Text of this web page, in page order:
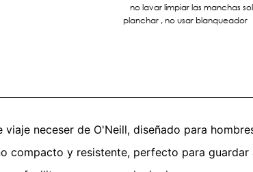
no lavar limpiar las manchas
planchar , no usar blanqueador
neceser de O'Neill, diseñado para
compacto y resistente, perfecto para